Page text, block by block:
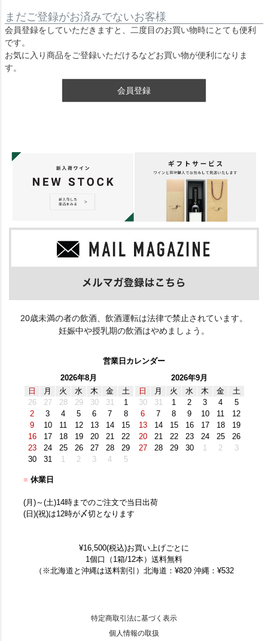
まだご登録がお済みでないお客様
会員登録をしていただきますと、二度目のお買い物時にとても便利
です。
お気に入り商品をご登録いただけるなどお買い物が便利になりま
す。
会員登録
20歳未満の者の飲酒、飲酒運転は法律で禁止されています。
妊娠中や授乳期の飲酒はやめましょう。
営業日カレンダー
2026年8月
日
月 火 水 木 金
土
26
27 28 29 30 31
1
2
3 4 5 6 7
8
9
10 11 12 13 14
15
16
17 18 19 20 21
22
23
24 25 26 27 28
29
30
31 1 2 3 4 5
2026年9月
日
月 火 水 木 金
土
30
31 1 2 3 4
5
6
7 8 9 10 11
12
13
14 15 16 17 18
19
20
21 22 23 24 25
26
27
28 29 30 1 2 3
■ 休業日
(月)～(土)14時までのご注文で当日出荷
(日)(祝)は12時が〆切となります
¥16,500(税込)お買い上げごとに
1個口（1箱/12本）送料無料
（※北海道と沖縄は送料割引）北海道：¥820 沖縄：¥532
特定商取引法に基づく表示
個人情報の取扱